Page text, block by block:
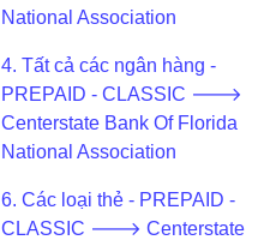
National Association
4. Tất cả các ngân hàng -
PREPAID - CLASSIC 🡒
Centerstate Bank Of Florida
National Association
6. Các loại thẻ - PREPAID -
CLASSIC 🡒 Centerstate